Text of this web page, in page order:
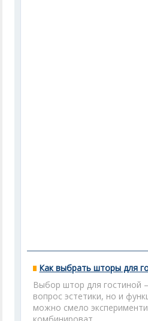
Как выбрать шторы для
Выбор штор для гостиной
вопрос эстетики, но и
можно смело